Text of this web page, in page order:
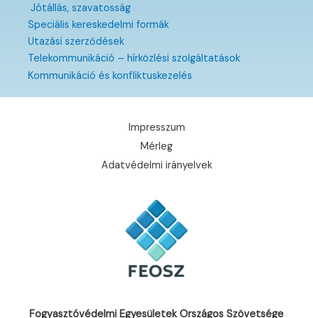
Jótállás, szavatosság
Speciális kereskedelmi formák
Utazási szerződések
Telekommunikáció – hírközlési szolgáltatások
Kommunikáció és konfliktuskezelés
Impresszum
Mérleg
Adatvédelmi irányelvek
Fogyasztóvédelmi Egyesületek Országos Szövetsége